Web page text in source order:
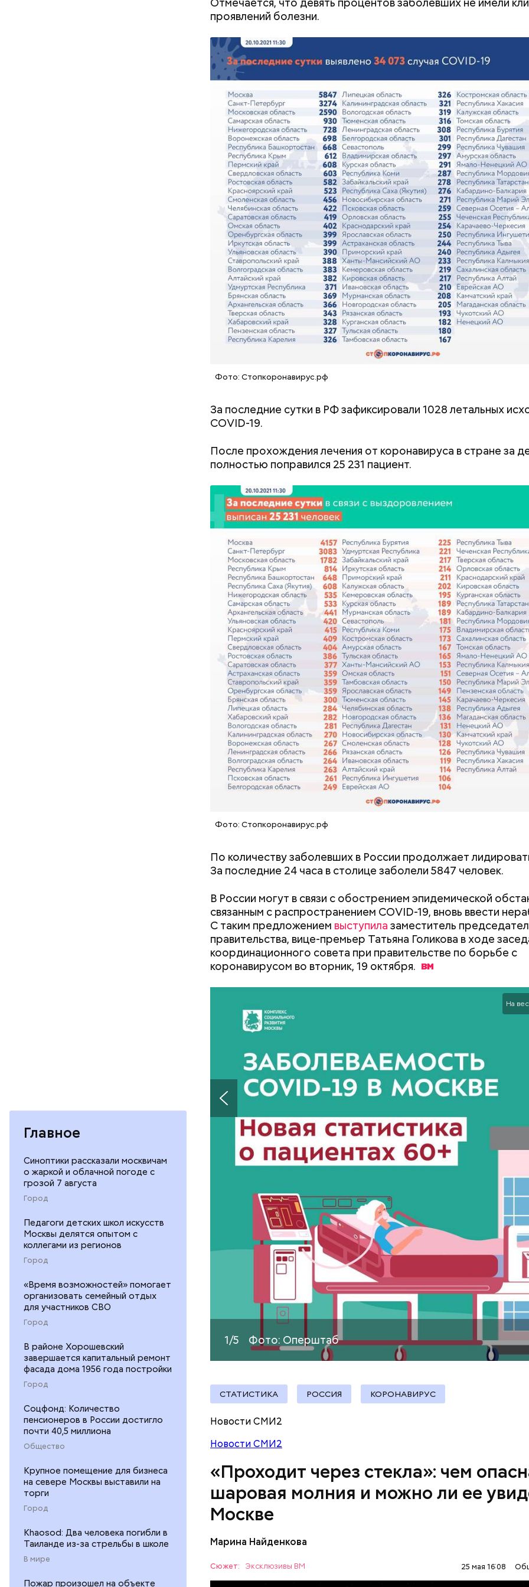
Главное
Синоптики рассказали москвичам
о жаркой и облачной погоде с
грозой 7 августа
Город
Педагоги детских школ искусств
Москвы делятся опытом с
коллегами из регионов
Город
«Время возможностей» помогает
организовать семейный отдых
для участников СВО
Город
В районе Хорошевский
завершается капитальный ремонт
фасада дома 1956 года постройки
Город
Соцфонд: Количество
пенсионеров в России достигло
почти 40,5 миллиона
Общество
Крупное помещение для бизнеса
на севере Москвы выставили на
торги
Город
Khaosod: Два человека погибли в
Таиланде из-за стрельбы в школе
В мире
Пожар произошел на объекте
проявлений болезни.
Фото: Стопкоронавирус.рф
За последние сутки в РФ зафиксировали 1028 летальных
COVID-19.
После прохождения лечения от коронавируса в стране за
полностью поправился 25 231 пациент.
Фото: Стопкоронавирус.рф
По количеству заболевших в России продолжает
За последние 24 часа в столице заболели 5847 человек.
В России могут в связи с обострением эпидемической
связанным с распространением COVID-19, вновь ввести
С таким предложением выступила заместитель
правительства, вице-премьер Татьяна Голикова в ходе
координационного совета при правительстве по борьбе с
коронавирусом во вторник, 19 октября.
На
1/5 Фото: Оперштаб
СТАТИСТИКА РОССИЯ КОРОНАВИРУС
Новости СМИ2
Новости СМИ2
«Проходит через стекла»: чем
шаровая молния и можно ли ее
Москве
Марина Найденкова
Сюжет: Эксклюзивы ВМ 25 мая 16:08
Среднее время жизни молнии (маленькой и средней) около
Большие же могут жить и до нескольких минут, отметил
При встрече с шаровой молнией важно не паниковать,
нужно застыть на месте и не двигаться;
нельзя ни в коем случае махать руками;
не стоит пытаться «поймать» молнию или потрогать,
металлическими предметами.
— Может пробить заряд на человека. Нужно вести себя
осторожно, будто увидели дикого зверя, затаиться, —
академик.
«Новым рекордам
как активность
может отразиться
предстоящем лете
По его словам, молния может распасться, улететь или просто
погаснуть. Однако есть риск, что она может и взорваться.
По его словам, солдаты не знали о масштабах трагедии.
аварий раньше не случалось. Поэтому он не испытывал
— Ситуацию в целом перенес ровно. Мы тогда и не
ситуацию. Что нас возьмет, самых крепких и сильных? Знали
Хиросиме и Нагасаки. С подобным сами не сталкивались, —
ликвидатор.
«Грязная» зона:
жизнь в
В Припяти он проработал восемь суток. В его задачу входило
в эвакуации населения из города, которую, по его мнению,
делать раньше на несколько дней.
— Первые двое суток мы постоянно были на ногах. Каждые
ездили делать замеры радиации. Время от выезда до выезда
отдых. Работа и есть работа. Ее надо выполнять, — говорит
После получения предельно допустимой дозы радиации
вывели из 30-километровой зоны отчуждения, где он до 3
проверял на уровень радиационной зараженности
Хотела спасти малыша: как
мать и сын погибли при
падении из окна в Раменском
Как поменять батареи дома и
не получить штраф
Как получить до
рублей от
трудной
претендовать и
документы